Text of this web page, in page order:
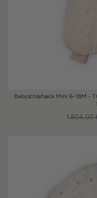
Babyschlafsack Mini 6-18M -
1.804,00